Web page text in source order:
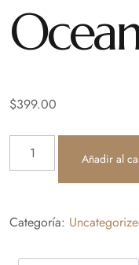
$399.00
Añadir al
Categoría: